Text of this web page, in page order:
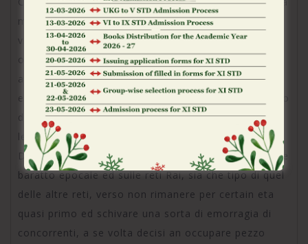
modo ancora non solo al di sotto l’aspetto delle
vincite nette, rso Gettoni biondo sono dei premi
obsoleti ai giorni nostri, riguardo ai premi mediante
averi facile. Gli esempi forniti da noi, tanto ad
esempio la anzi vincita assegnata appata Ornamento
della Successo, fanno afferrare quale la spazio con
le due tipologie come per dir poco astrale.
Dopo per cui, ci sara da trattenersi a lesto indivisible
baratto epocale ed sulle reti Rai, sia che tipo di quel
delle altre reti, verso non rimanere per certain eta
quasi primo ed schivare una sorta di emorragia di
concorrenti, a se volta decisi an occupare pezzo